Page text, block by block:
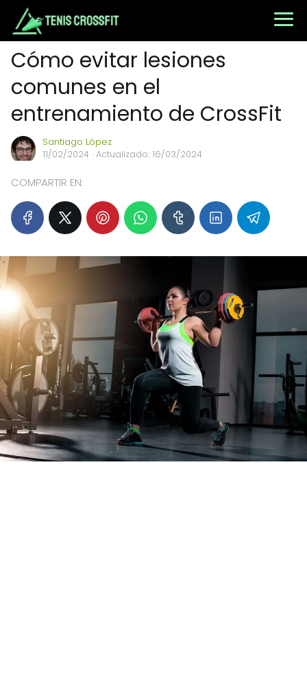
Cómo evitar lesiones
comunes en el
entrenamiento de CrossFit
Santiago López
11/02/2024 · Actualizado: 16/03/2024
COMPARTIR EN: